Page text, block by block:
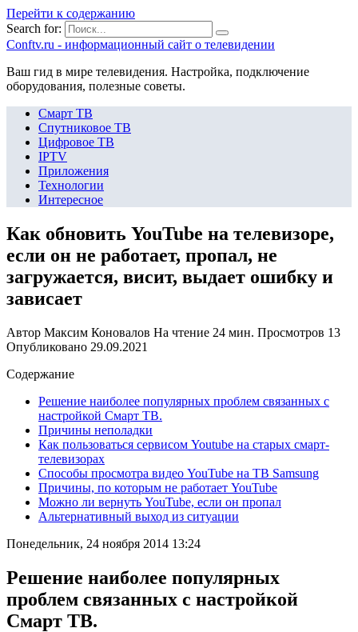
Перейти к содержанию
Search for:
Сonftv.ru - информационный сайт о телевидении
Ваш гид в мире телевидения. Настройка, подключение
оборудования, полезные советы.
Смарт ТВ
Спутниковое ТВ
Цифровое ТВ
IPTV
Приложения
Технологии
Интересное
Как обновить YouTube на телевизоре,
если он не работает, пропал, не
загружается, висит, выдает ошибку и
зависает
Автор Максим Коновалов На чтение 24 мин. Просмотров 13
Опубликовано 29.09.2021
Содержание
Решение наиболее популярных проблем связанных с
настройкой Смарт ТВ.
Причины неполадки
Как пользоваться сервисом Youtube на старых смарт-
телевизорах
Способы просмотра видео YouTube на ТВ Samsung
Причины, по которым не работает YouTube
Можно ли вернуть YouTube, если он пропал
Альтернативный выход из ситуации
Понедельник, 24 ноября 2014 13:24
Решение наиболее популярных
проблем связанных с настройкой
Смарт ТВ.